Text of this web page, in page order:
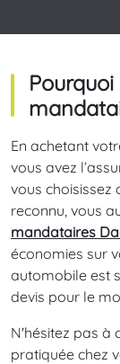
En achetant
vous avez
vous choisissez
reconnu, vous
mandataires
économies sur
automobile est
devis pour le
N'hésitez pas à
pratiquée chez